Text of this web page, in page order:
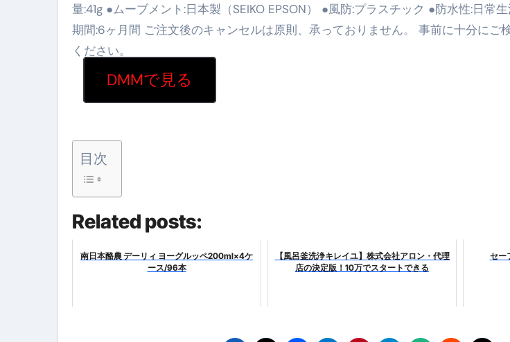
新春スペシャルセール完全ガイド：国内航空券＋ホテルが“セット割”
何をする
梅干しを毎日食べたらどうなるの？①【30秒でわかる効果まとめ】#
ブルーベリーを毎日食べたらどうなるの？②【30秒でわかる効果ま
【最新版】掛け布団の選び方“完全攻略”｜シンサレート・羽毛・人工
【アシストステッパー】ハンドル付き・筋力アシスト・ツイスト・天
【2026年最新保存版】エアトリ超新春セール＆セット割完全攻略ガイ
量:41g ●ムーブメント:日本製（SEIKO EPSON） ●風防:プラスチック ●防水性:日常
期間:6ヶ月間 ご注文後のキャンセルは原則、承っておりません。 事前に十分にご
ください。
DMMで見る
目次
Related posts:
南日本酪農 デーリィ ヨーグルッペ200ml×4ケ
ース/96本
【風呂釜洗浄キレイユ】株式会社アロン・代理
店の決定版！10万でスタートできる
セー